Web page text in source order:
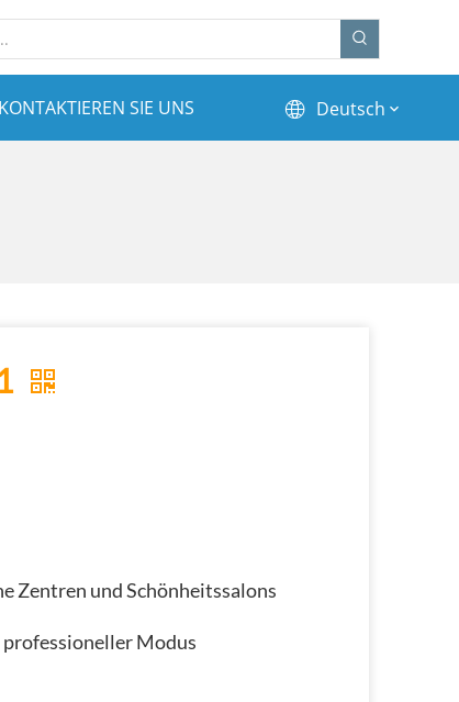
KONTAKTIEREN SIE UNS Deutsch
Zentren und Schönheitssalons
Modus